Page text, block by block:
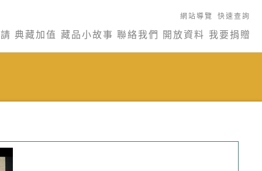
網站導覽 快速查詢
典藏加值 藏品小故事 聯絡我們 開放資料 我要捐贈